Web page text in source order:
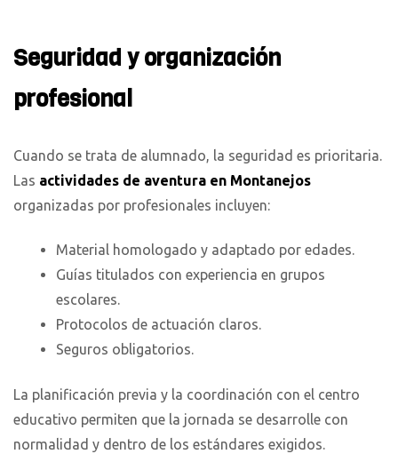
Seguridad y organización
profesional
Cuando se trata de alumnado, la seguridad es prioritaria.
Las actividades de aventura en Montanejos
organizadas por profesionales incluyen:
Material homologado y adaptado por edades.
Guías titulados con experiencia en grupos
escolares.
Protocolos de actuación claros.
Seguros obligatorios.
La planificación previa y la coordinación con el centro
educativo permiten que la jornada se desarrolle con
normalidad y dentro de los estándares exigidos.